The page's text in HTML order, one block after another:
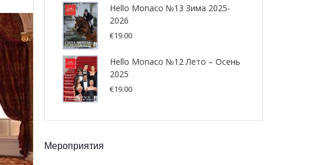
Hello Monaco №13 Зима 2025-
2026
€19.00
Hello Monaco №12 Лето – Осень
2025
€19.00
Мероприятия